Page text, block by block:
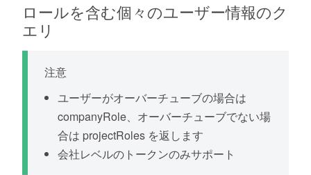
ロールを含む個々のユーザー情報のク
エリ
注意
ユーザーがオーバーチューブの場合は
companyRole、オーバーチューブでない場
合は projectRoles を返します
会社レベルのトークンのみサポート